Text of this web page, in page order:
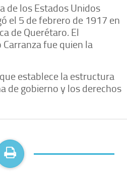
de los Estados Unidos
el 5 de febrero de 1917 en
de Querétaro. El
fue quien la
establece la estructura
de gobierno y los derechos